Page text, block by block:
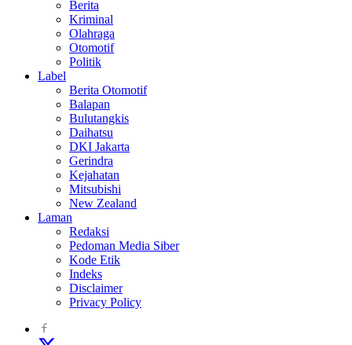
Berita
Kriminal
Olahraga
Otomotif
Politik
Label
Berita Otomotif
Balapan
Bulutangkis
Daihatsu
DKI Jakarta
Gerindra
Kejahatan
Mitsubishi
New Zealand
Laman
Redaksi
Pedoman Media Siber
Kode Etik
Indeks
Disclaimer
Privacy Policy